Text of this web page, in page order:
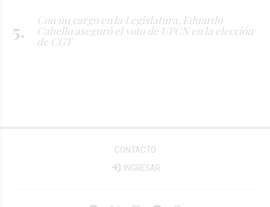
Con un cargo en la Legislatura, Eduardo
Cabello aseguró el voto de UPCN en la elección
de CGT
CONTACTO
INGRESAR